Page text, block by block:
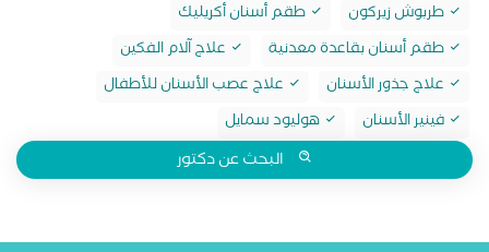
طربوش زيركون
طقم أسنان أكريليك
طقم أسنان بقاعدة معدنية
علاج آلام الفكين
علاج جذور الأسنان
علاج عصب الأسنان للأطفال
فينير الأسنان
هوليود سمايل
البحث عن دكتور